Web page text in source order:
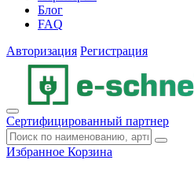
Блог
FAQ
Авторизация Регистрация
Сертифицированный партнер
Избранное Корзина